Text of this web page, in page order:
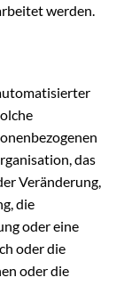
werden.
das
Veränderung,
die
oder eine
oder die
oder die